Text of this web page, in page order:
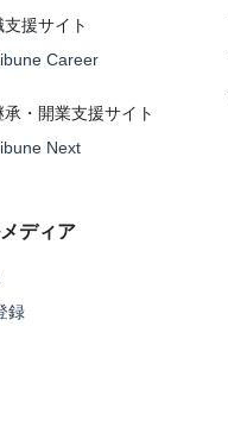
援サイト
Career
・開業支援サイト
Next
ディア
録